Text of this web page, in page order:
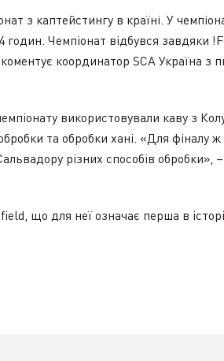
з каптейстингу в країні. У
Чемпіонат відбувся завдяки
координатор SCA Україна з
використовували каву з
та обробки хані. «Для фіналу
різних способів обробки»,
що для неї означає перша в